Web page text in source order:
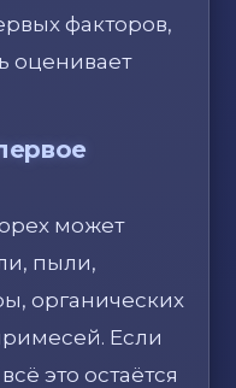
факторов,
оценивает
может
пыли,
органических
Если
это остаётся